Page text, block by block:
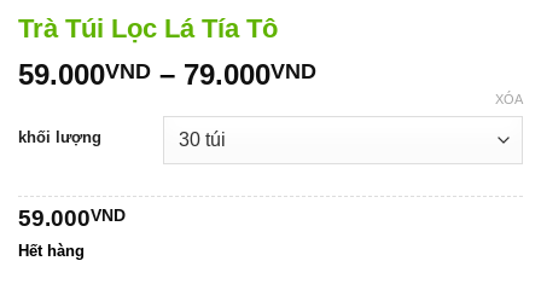
Trà Túi Lọc Lá Tía Tô
59.000VND – 79.000VNDKhoảng
59.000VND
đến
khối lượng
XÓA
59.000VND
Hết hàng